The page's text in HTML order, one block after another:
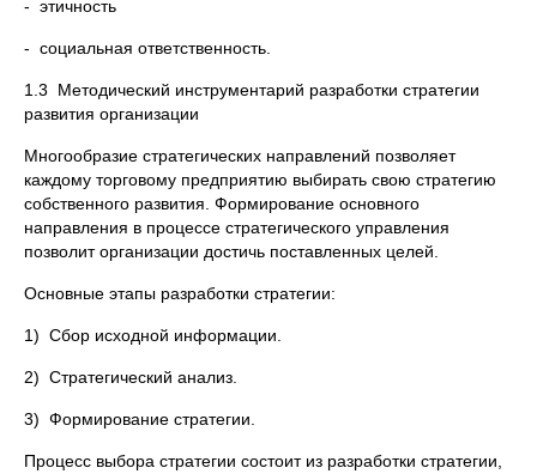
- этичность
- социальная ответственность.
1.3 Методический инструментарий разработки стратегии
развития организации
Многообразие стратегических направлений позволяет
каждому торговому предприятию выбирать свою стратегию
собственного развития. Формирование основного
направления в процессе стратегического управления
позволит организации достичь поставленных целей.
Основные этапы разработки стратегии:
1) Сбор исходной информации.
2) Стратегический анализ.
3) Формирование стратегии.
Процесс выбора стратегии состоит из разработки стратегии,